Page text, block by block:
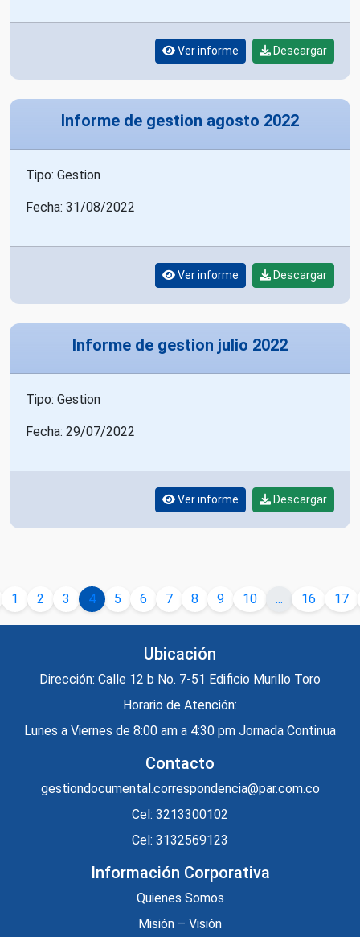
Ver informe Descargar
Informe de gestion agosto 2022
Tipo: Gestion
Fecha: 31/08/2022
Ver informe Descargar
Informe de gestion julio 2022
Tipo: Gestion
Fecha: 29/07/2022
Ver informe Descargar
1 2 3 4 5 6 7 8 9 10 ... 16 17
Ubicación
Dirección: Calle 12 b No. 7-51 Edificio Murillo Toro
Horario de Atención:
Lunes a Viernes de 8:00 am a 4:30 pm Jornada Continua
Contacto
gestiondocumental.correspondencia@par.com.co
Cel: 3213300102
Cel: 3132569123
Información Corporativa
Quienes Somos
Misión – Visión